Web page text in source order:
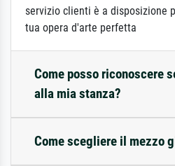
servizio clienti è a disposizione
tua opera d'arte perfetta
Come posso riconoscere
alla mia stanza?
Come scegliere il mezzo